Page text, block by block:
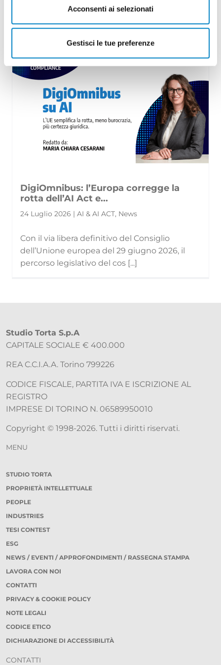
Acconsenti ai selezionati
Gestisci le tue preferenze
obiettivo reputazionale o un tema di
comunicazione: con il Regolamento (UE) 20
DigiOmnibus: l’Europa corregge la
rotta dell’AI Act e...
24 Luglio 2026 | AI & AI ACT, News
Con il via libera definitivo del Consiglio
dell’Unione europea del 29 giugno 2026, il
percorso legislativo del cos [...]
Studio Torta S.p.A
CAPITALE SOCIALE € 400.000
REA C.C.I.A.A. Torino 799226
CODICE FISCALE, PARTITA IVA E ISCRIZIONE AL
REGISTRO
IMPRESE DI TORINO N. 06589950010
Copyright © 1998-2026. Tutti i diritti riservati.
MENU
STUDIO TORTA
PROPRIETÀ INTELLETTUALE
PEOPLE
INDUSTRIES
TESI CONTEST
ESG
NEWS / EVENTI / APPROFONDIMENTI / RASSEGNA STAMPA
LAVORA CON NOI
CONTATTI
PRIVACY & COOKIE POLICY
NOTE LEGALI
CODICE ETICO
DICHIARAZIONE DI ACCESSIBILITÀ
CONTATTI